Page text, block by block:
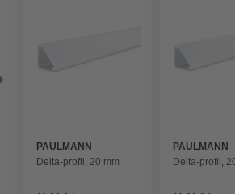
PAULMANN
Delta-profil, 20 mm
PAULMANN
Delta-profil,